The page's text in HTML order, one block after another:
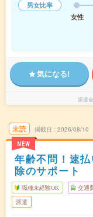
男女比率
女性
気になる!
派遣
未読
NEW
掲載日 2026/08/10
年齢不問！速
除のサポート
職種未経験OK 交通
派遣